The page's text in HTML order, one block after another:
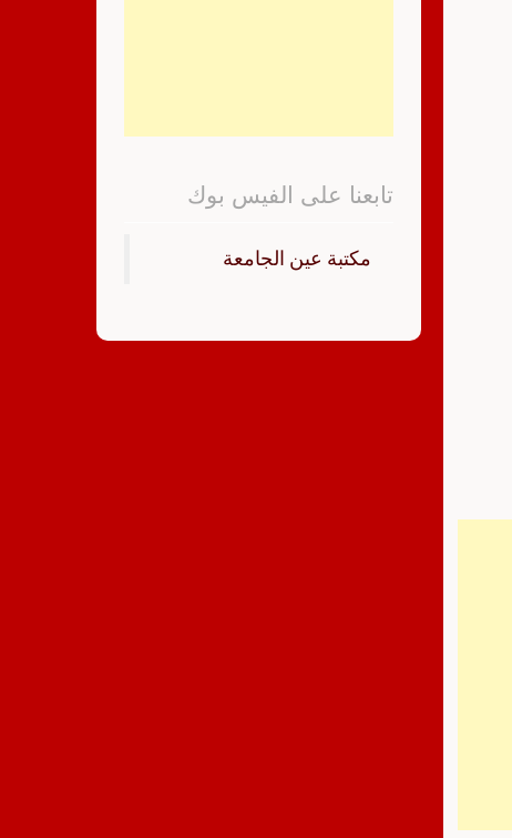
تابعنا على الفيس بوك
‏مكتبة عين الجامعة‏